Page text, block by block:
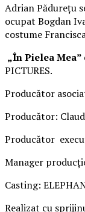
Adrian Pădurețu
ocupat Bogdan
costume
„În Pielea Mea”
PICTURES.
Producător
Producător:
Producător
Manager
Casting:
Realizat cu